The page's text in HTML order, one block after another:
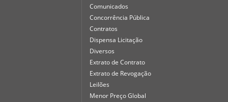
Comunicados
Concorrência Pública
Contratos
Dispensa Licitação
Diversos
Extrato de Contrato
Extrato de Revogação
Leilões
Menor Preço Global